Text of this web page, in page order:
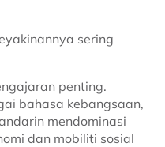
sering
penting.
bahasa kebangsaan,
mendominasi
dan mobiliti sosial